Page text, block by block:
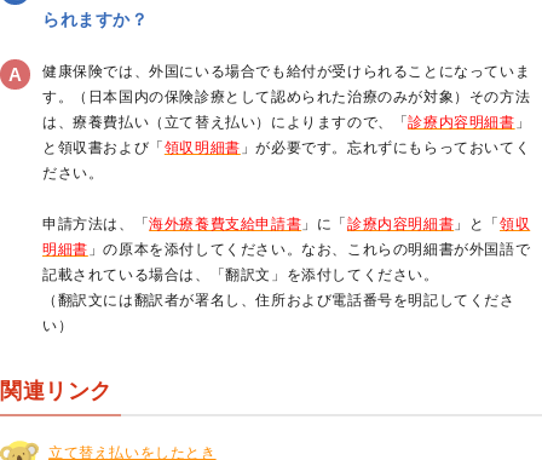
られますか？
健康保険では、外国にいる場合でも給付が受けられることになっていま
す。（日本国内の保険診療として認められた治療のみが対象）その方法
は、療養費払い（立て替え払い）によりますので、「診療内容明細書 」
と領収書および「 領収明細書 」が必要です。忘れずにもらっておいてく
ださい。
申請方法は、「海外療養費支給申請書 」に「診療内容明細書 」と「領収
明細書 」の原本を添付してください。なお、これらの明細書が外国語で
記載されている場合は、「翻訳文」を添付してください。
（翻訳文には翻訳者が署名し、住所および電話番号を明記してくださ
い）
関連リンク
立て替え払いをしたとき